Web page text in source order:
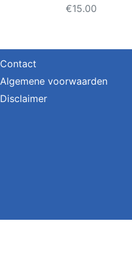
€15.00
Contact
Algemene voorwaarden
Disclaimer